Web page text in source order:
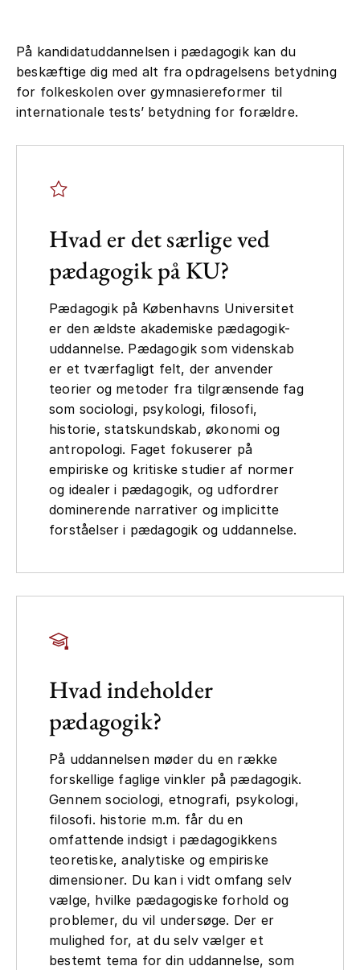
På kandidatuddannelsen i pædagogik kan du
beskæftige dig med alt fra opdragelsens betydning
for folkeskolen over gymnasiereformer til
internationale tests’ betydning for forældre.
Hvad er det særlige ved
pædagogik på KU?
Pædagogik på Københavns Universitet
er den ældste akademiske pædagogik-
uddannelse. Pædagogik som videnskab
er et tværfagligt felt, der anvender
teorier og metoder fra tilgrænsende fag
som sociologi, psykologi, filosofi,
historie, statskundskab, økonomi og
antropologi. Faget fokuserer på
empiriske og kritiske studier af normer
og idealer i pædagogik, og udfordrer
dominerende narrativer og implicitte
forståelser i pædagogik og uddannelse.
Hvad indeholder
pædagogik?
På uddannelsen møder du en række
forskellige faglige vinkler på pædagogik.
Gennem sociologi, etnografi, psykologi,
filosofi. historie m.m. får du en
omfattende indsigt i pædagogikkens
teoretiske, analytiske og empiriske
dimensioner. Du kan i vidt omfang selv
vælge, hvilke pædagogiske forhold og
problemer, du vil undersøge. Der er
mulighed for, at du selv vælger et
bestemt tema for din uddannelse, som